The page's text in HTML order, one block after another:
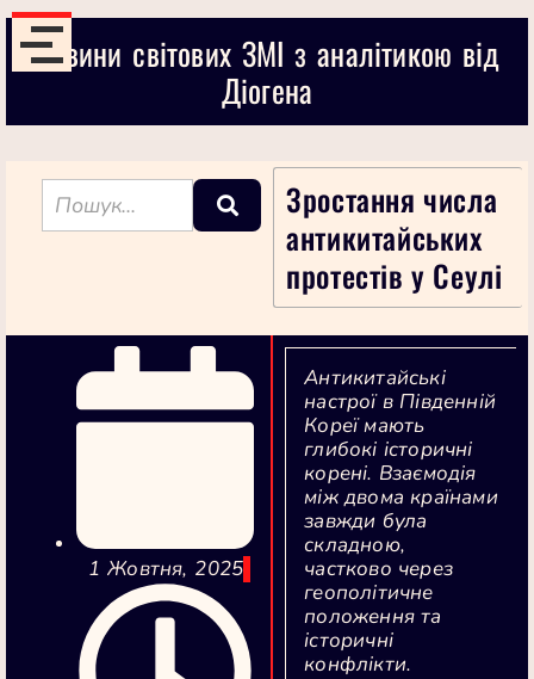
Новини світових ЗМІ з аналітикою від
Діогена
Зростання числа
антикитайських
протестів у Сеулі
Антикитайські
настрої в Південній
Кореї мають
глибокі історичні
корені. Взаємодія
між двома країнами
завжди була
складною,
частково через
геополітичне
положення та
історичні
конфлікти.
1 Жовтня, 2025